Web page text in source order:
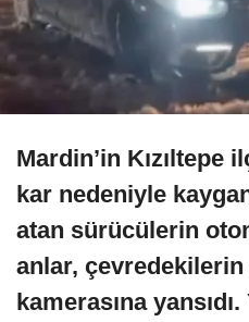
Mardin’in Kızıltepe
kar nedeniyle
atan sürücülerin
anlar,
kamerasına